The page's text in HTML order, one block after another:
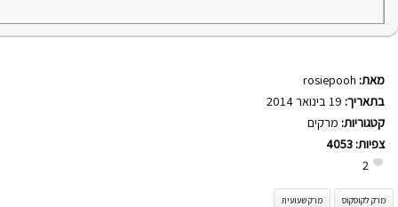
מאת: rosiepooh
בתאריך:
קטגוריות: מרקים
צפיות: 4053
2
מרק לקוסקוס מרק שעועית